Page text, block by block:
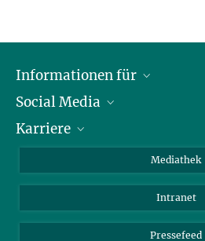
Informationen für
Journalisten
Schule
Social Media
LinkedIn
Karriere
Mediathek
Intranet
Pressefeed